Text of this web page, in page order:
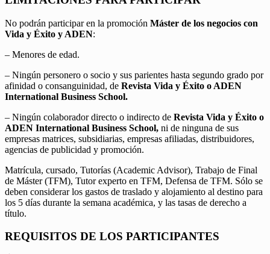
No podrán participar en la promoción Máster de los negocios con
Vida y Éxito y ADEN:
– Menores de edad.
– Ningún personero o socio y sus parientes hasta segundo grado por
afinidad o consanguinidad, de Revista Vida y Éxito o ADEN
International Business School.
– Ningún colaborador directo o indirecto de Revista Vida y Éxito o
ADEN International Business School, ni de ninguna de sus
empresas matrices, subsidiarias, empresas afiliadas, distribuidores,
agencias de publicidad y promoción.
Matrícula, cursado, Tutorías (Academic Advisor), Trabajo de Final
de Máster (TFM), Tutor experto en TFM, Defensa de TFM. Sólo se
deben considerar los gastos de traslado y alojamiento al destino para
los 5 días durante la semana académica, y las tasas de derecho a
título.
REQUISITOS DE LOS PARTICIPANTES